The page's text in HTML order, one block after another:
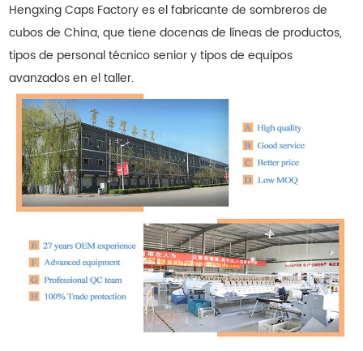
Hengxing Caps Factory es el fabricante de sombreros de
cubos de China, que tiene docenas de líneas de productos,
tipos de personal técnico senior y tipos de equipos
avanzados en el taller.